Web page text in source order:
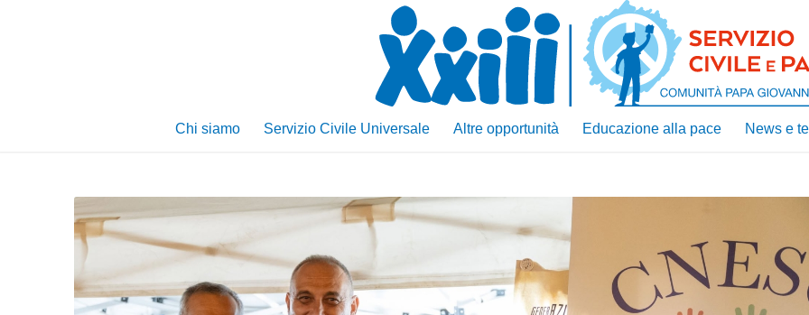
Chi siamo Servizio Civile Universale Altre opportunità Educazione alla pace News e